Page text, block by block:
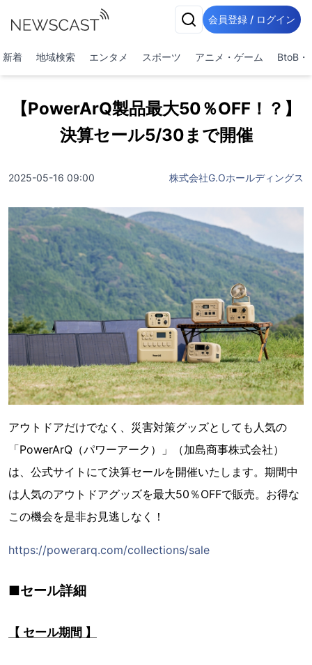
会員登録 / ログイン
新着 地域検索 エンタメ スポーツ アニメ・ゲーム BtoB・
【PowerArQ製品最大50％OFF！？】
決算セール5/30まで開催
2025-05-16 09:00 株式会社G.Oホールディングス
アウトドアだけでなく、災害対策グッズとしても人気の
「PowerArQ（パワーアーク）」（加島商事株式会社）
は、公式サイトにて決算セールを開催いたします。期間中
は人気のアウトドアグッズを最大50％OFFで販売。お得な
この機会を是非お見逃しなく！
https://powerarq.com/collections/sale
■セール詳細
【 セール期間 】